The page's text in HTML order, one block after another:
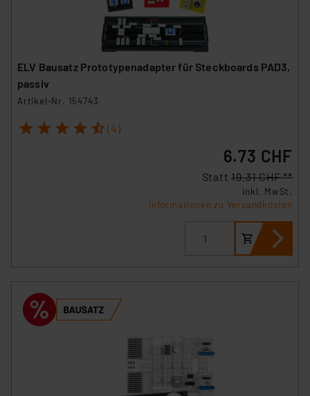
ELV Bausatz Prototypenadapter für Steckboards PAD3,
passiv
Artikel-Nr. 154743
1 2 3 4 5 (4)
6.73 CHF
Statt19.31 CHF **
inkl. MwSt.
Informationen zu Versandkosten